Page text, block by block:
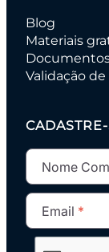
Blog
Materiais
Validação
Nome
Email